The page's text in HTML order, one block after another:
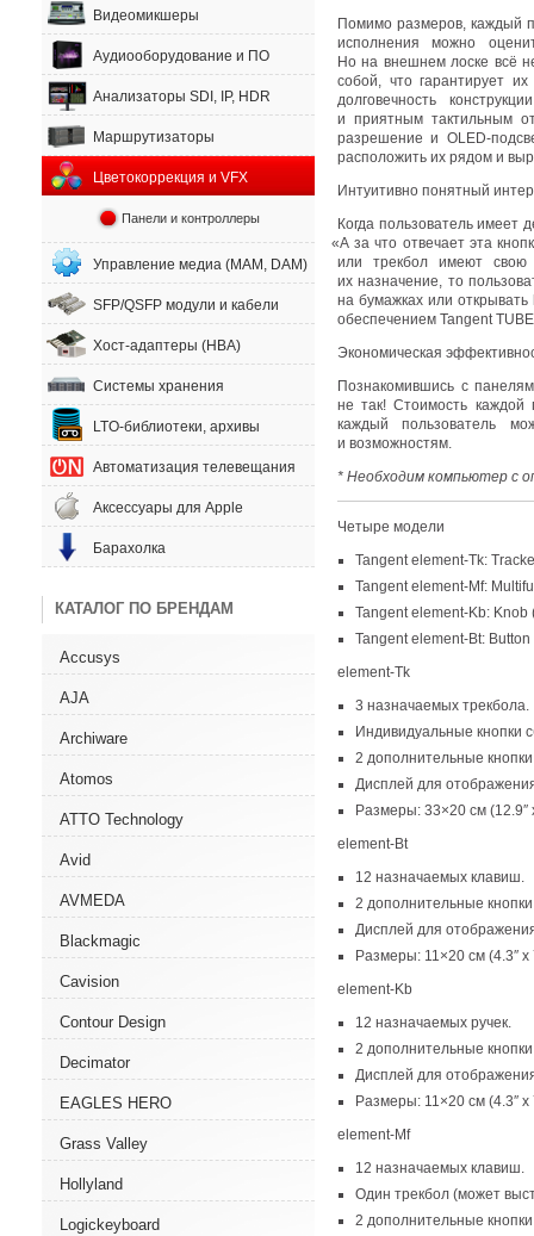
Видеомикшеры
Аудиооборудование и ПО
Анализаторы SDI, IP, HDR
Маршрутизаторы
Цветокоррекция и VFX
Панели и контроллеры
Управление медиа (MAM, DAM)
SFP/QSFP модули и кабели
Хост-адаптеры (HBA)
Системы хранения
LTO-библиотеки, архивы
Автоматизация телевещания
Аксессуары для Apple
Барахолка
КАТАЛОГ ПО БРЕНДАМ
Accusys
AJA
Archiware
Atomos
ATTO Technology
Avid
AVMEDA
Blackmagic
Cavision
Contour Design
Decimator
EAGLES HERO
Grass Valley
Hollyland
Logickeyboard
Помимо размеров, каждый
исполнения можно
Но на внешнем лоске всё
собой, что гарантирует
долговечность
и приятным тактильным
разрешениеи OLED-
расположить их рядом и
Интуитивно понятный
Когда пользователь имеет
«А за что отвечает эта
или трекбол имеют свою
их назначение, то
на бумажках или открывать
обеспечением Tangent
Экономическая
Познакомившись с
не так! Стоимость каждой
каждый пользователь
и возможностям.
* Необходим компьютер с
Четыре модели
Tangent element-Tk:
Tangent element-Mf:
Tangent element-Kb: Knob
Tangent element-Bt: Button
element-Tk
3 назначаемых трекбола.
Индивидуальные кнопки
2 дополнительные кнопки
Дисплей для
Размеры: 33×20 см (12.9″
element-Bt
12 назначаемых клавиш.
2 дополнительные кнопки
Дисплей для
Размеры: 11×20 см (4.3″ x
element-Kb
12 назначаемых ручек.
2 дополнительные кнопки
Дисплей для
Размеры: 11×20 см (4.3″ x
element-Mf
12 назначаемых клавиш.
Один трекбол (может
2 дополнительные кнопки